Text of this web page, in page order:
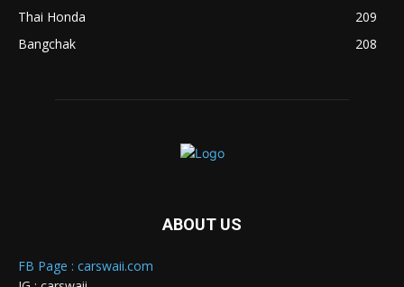
Thai Honda
209
Bangchak
208
ABOUT US
FB Page : carswaii.com